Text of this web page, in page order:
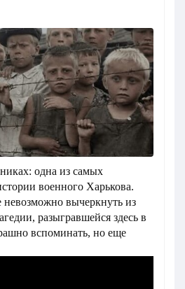
одна из самых
военного Харькова.
невозможно вычеркнуть из
разыгравшейся здесь в
вспоминать, но еще